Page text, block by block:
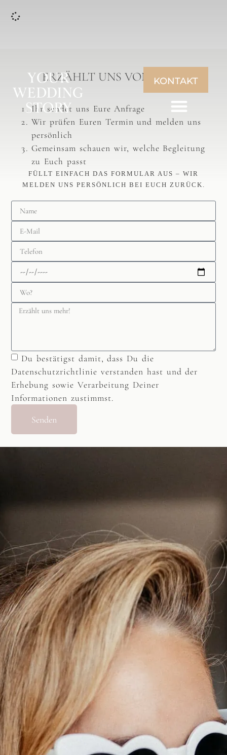
KONTAKT
ERZÄHLT UNS VON EUCH
Ihr sendet uns Eure Anfrage
Wir prüfen Euren Termin und melden uns
persönlich
Gemeinsam schauen wir, welche Begleitung
zu Euch passt
FÜLLT EINFACH DAS FORMULAR AUS – WIR
MELDEN UNS PERSÖNLICH BEI EUCH ZURÜCK.
Du bestätigst damit, dass Du die
Datenschutzrichtlinie verstanden hast und der
Erhebung sowie Verarbeitung Deiner
Informationen zustimmst.
Senden